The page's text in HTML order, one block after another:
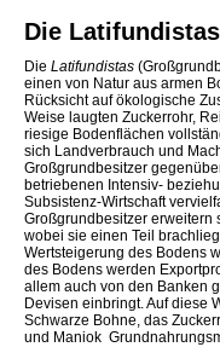
Die Latifundistas
Die Latifundistas
einen von Natur aus armen
Rücksicht auf ökologische
Weise laugten Zuckerrohr,
riesige Bodenflächen
sich Landverbrauch und
Großgrundbesitzer
betriebenen Intensiv-
Subsistenz-Wirtschaft
Großgrundbesitzer erweitern
wobei sie einen Teil
Wertsteigerung des Bodens
des Bodens werden
allem auch von den Banken
Devisen einbringt. Auf diese
Schwarze Bohne, das
und Maniok 